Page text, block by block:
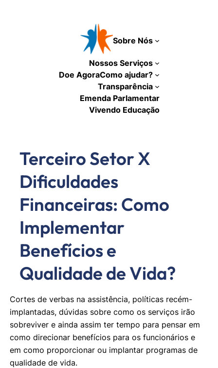
Sobre Nós
Nossos Serviços
Doe AgoraComo ajudar?
Transparência
Emenda Parlamentar
Vivendo Educação
Terceiro Setor X
Dificuldades
Financeiras: Como
Implementar
Benefícios e
Qualidade de Vida?
Cortes de verbas na assistência, políticas recém-
implantadas, dúvidas sobre como os serviços irão
sobreviver e ainda assim ter tempo para pensar em
como direcionar benefícios para os funcionários e
em como proporcionar ou implantar programas de
qualidade de vida.